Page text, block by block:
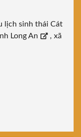
lịch sinh thái Cát
Long An , xã